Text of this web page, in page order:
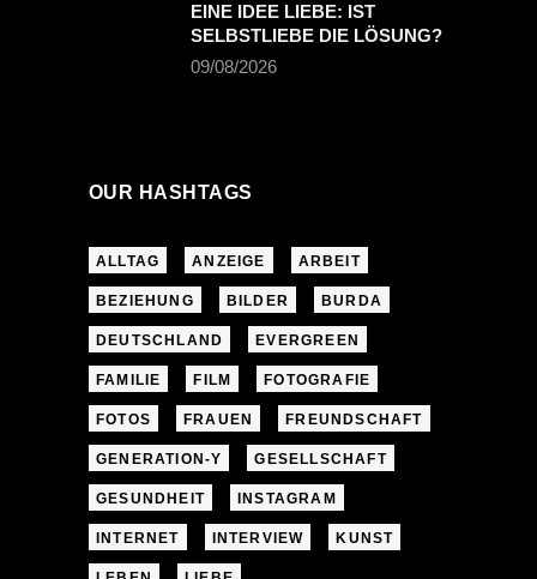
EINE IDEE LIEBE: IST
SELBSTLIEBE DIE LÖSUNG?
09/08/2026
OUR HASHTAGS
ALLTAG ANZEIGE ARBEIT
BEZIEHUNG BILDER BURDA
DEUTSCHLAND EVERGREEN
FAMILIE FILM FOTOGRAFIE
FOTOS FRAUEN FREUNDSCHAFT
GENERATION-Y GESELLSCHAFT
GESUNDHEIT INSTAGRAM
INTERNET INTERVIEW KUNST